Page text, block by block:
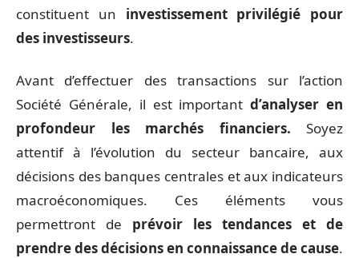
constituent un investissement privilégié pour
des investisseurs.
Avant d’effectuer des transactions sur l’action
Société Générale, il est importantd’analyser en
profondeur les marchés financiers. Soyez
attentif à l’évolution du secteur bancaire, aux
décisions des banques centrales et aux indicateurs
macroéconomiques. Ces éléments vous
permettront de prévoir les tendances et de
prendre des décisions en connaissance de cause.